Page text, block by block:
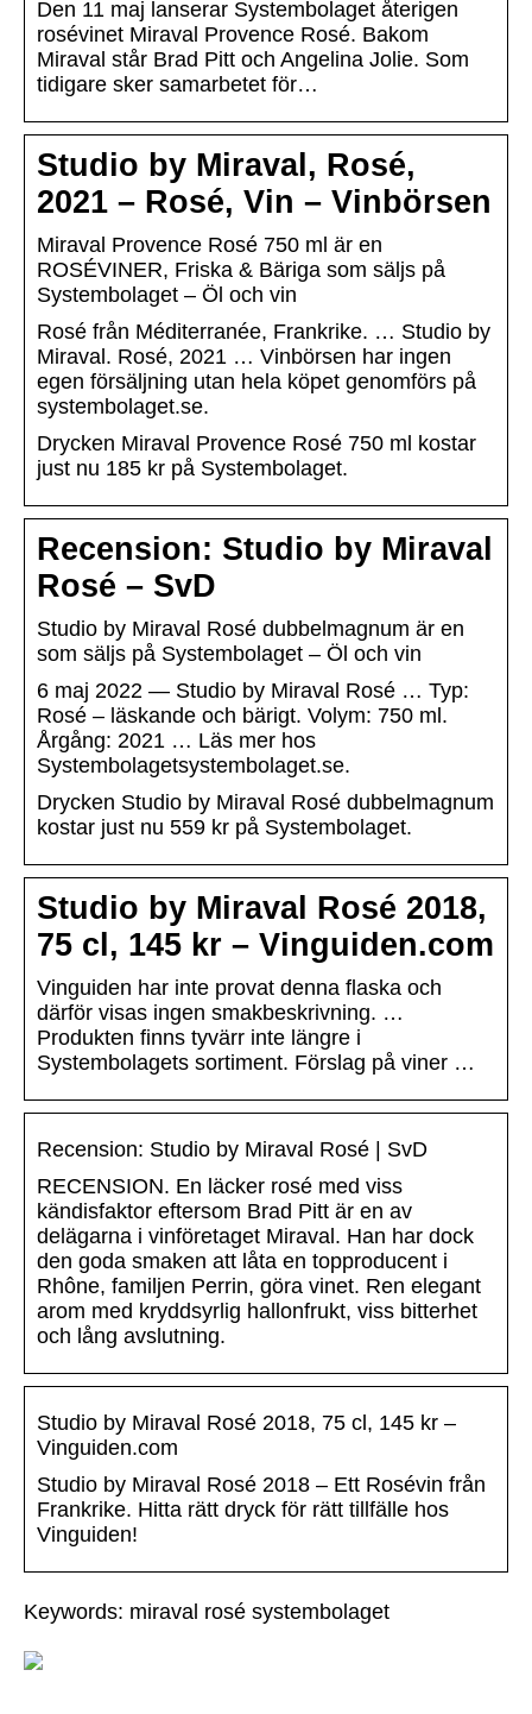
Den 11 maj lanserar Systembolaget återigen
rosévinet Miraval Provence Rosé. Bakom
Miraval står Brad Pitt och Angelina Jolie. Som
tidigare sker samarbetet för…
Studio by Miraval, Rosé,
2021 – Rosé, Vin – Vinbörsen
Miraval Provence Rosé 750 ml är en
ROSÉVINER, Friska & Bäriga som säljs på
Systembolaget – Öl och vin
Rosé från Méditerranée, Frankrike. … Studio by
Miraval. Rosé, 2021 … Vinbörsen har ingen
egen försäljning utan hela köpet genomförs på
systembolaget.se.
Drycken Miraval Provence Rosé 750 ml kostar
just nu 185 kr på Systembolaget.
Recension: Studio by Miraval
Rosé – SvD
Studio by Miraval Rosé dubbelmagnum är en
som säljs på Systembolaget – Öl och vin
6 maj 2022 — Studio by Miraval Rosé … Typ:
Rosé – läskande och bärigt. Volym: 750 ml.
Årgång: 2021 … Läs mer hos
Systembolagetsystembolaget.se.
Drycken Studio by Miraval Rosé dubbelmagnum
kostar just nu 559 kr på Systembolaget.
Studio by Miraval Rosé 2018,
75 cl, 145 kr – Vinguiden.com
Vinguiden har inte provat denna flaska och
därför visas ingen smakbeskrivning. …
Produkten finns tyvärr inte längre i
Systembolagets sortiment. Förslag på viner …
Recension: Studio by Miraval Rosé | SvD
RECENSION. En läcker rosé med viss
kändisfaktor eftersom Brad Pitt är en av
delägarna i vinföretaget Miraval. Han har dock
den goda smaken att låta en topproducent i
Rhône, familjen Perrin, göra vinet. Ren elegant
arom med kryddsyrlig hallonfrukt, viss bitterhet
och lång avslutning.
Studio by Miraval Rosé 2018, 75 cl, 145 kr –
Vinguiden.com
Studio by Miraval Rosé 2018 – Ett Rosévin från
Frankrike. Hitta rätt dryck för rätt tillfälle hos
Vinguiden!
Keywords: miraval rosé systembolaget